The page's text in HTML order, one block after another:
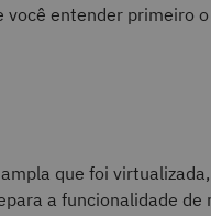
você entender primeiro
que foi
a funcionalidade